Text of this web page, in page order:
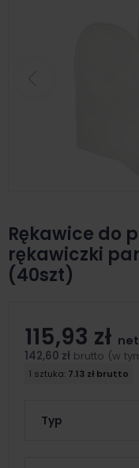
Rękawice do
rękawiczki
(40szt)
115,93 zł
142,60 zł brutto (w
1 sztuka: 7.13 zł brutto
Typ